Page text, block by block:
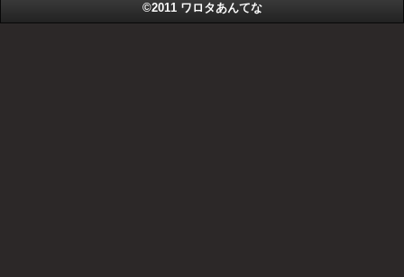
©2011 ワロタあんてな